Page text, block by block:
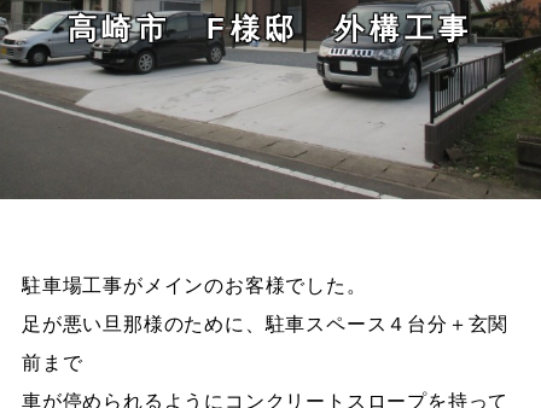
高崎市 F様邸 外構工事
駐車場工事がメインのお客様でした。
足が悪い旦那様のために、駐車スペース４台分＋玄関
前まで
車が停められるようにコンクリートスロープを持って